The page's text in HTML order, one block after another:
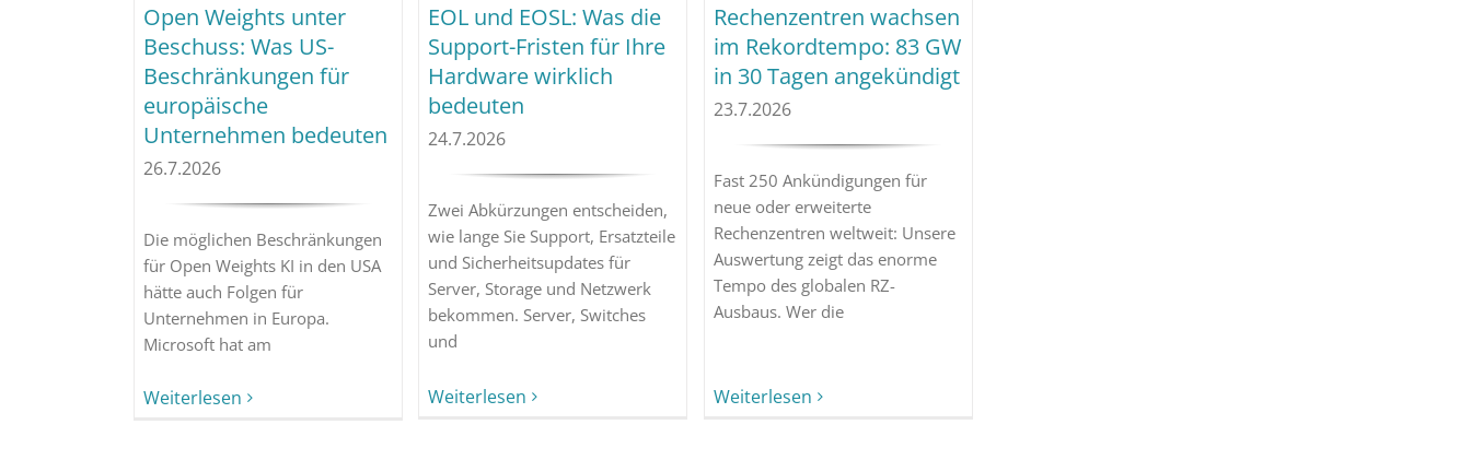
Open Weights unter
Beschuss: Was US-
Beschränkungen für
europäische
Unternehmen bedeuten
26.7.2026
Die möglichen Beschränkungen
für Open Weights KI in den USA
hätte auch Folgen für
Unternehmen in Europa.
Microsoft hat am
Weiterlesen
EOL und EOSL: Was die
Support-Fristen für Ihre
Hardware wirklich
bedeuten
24.7.2026
Zwei Abkürzungen entscheiden,
wie lange Sie Support, Ersatzteile
und Sicherheitsupdates für
Server, Storage und Netzwerk
bekommen. Server, Switches
und
Weiterlesen
Rechenzentren wachsen
im Rekordtempo: 83 GW
in 30 Tagen angekündigt
23.7.2026
Fast 250 Ankündigungen für
neue oder erweiterte
Rechenzentren weltweit: Unsere
Auswertung zeigt das enorme
Tempo des globalen RZ-
Ausbaus. Wer die
Weiterlesen